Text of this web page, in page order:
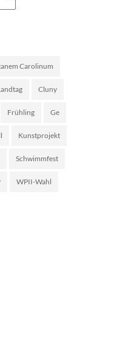
Carolinum
Cluny
Frühling Ge
Kunstprojekt
Schwimmfest
WPII-Wahl